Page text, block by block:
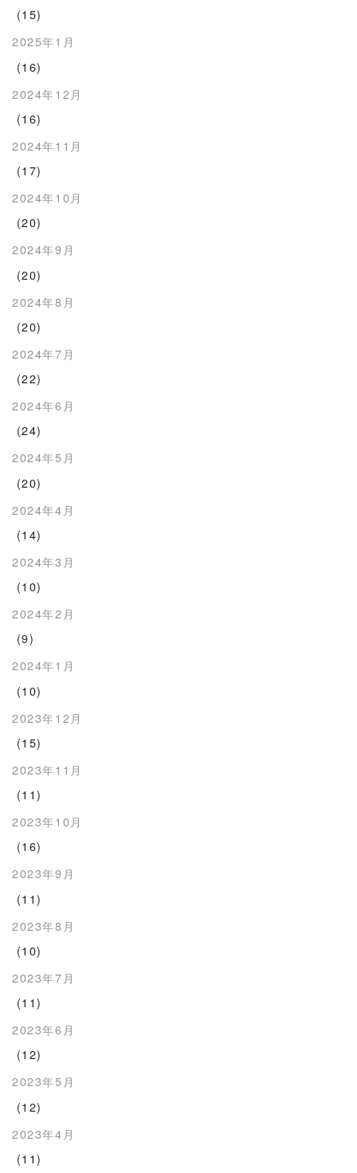
(15)
2025年1月
(16)
2024年12月
(16)
2024年11月
(17)
2024年10月
(20)
2024年9月
(20)
2024年8月
(20)
2024年7月
(22)
2024年6月
(24)
2024年5月
(20)
2024年4月
(14)
2024年3月
(10)
2024年2月
(9)
2024年1月
(10)
2023年12月
(15)
2023年11月
(11)
2023年10月
(16)
2023年9月
(11)
2023年8月
(10)
2023年7月
(11)
2023年6月
(12)
2023年5月
(12)
2023年4月
(11)